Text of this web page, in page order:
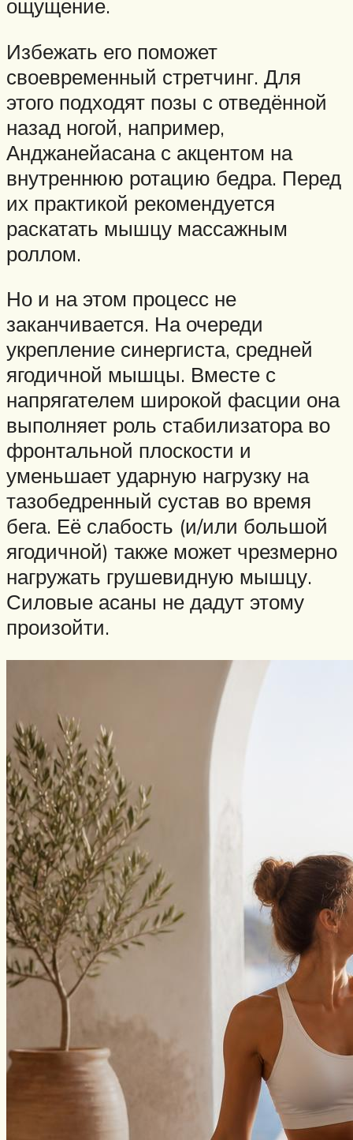
ощущение.
Избежать его поможет
своевременный стретчинг. Для
этого подходят позы с отведённой
назад ногой, например,
Анджанейасана с акцентом на
внутреннюю ротацию бедра. Перед
их практикой рекомендуется
раскатать мышцу массажным
роллом.
Но и на этом процесс не
заканчивается. На очереди
укрепление синергиста, средней
ягодичной мышцы. Вместе с
напрягателем широкой фасции она
выполняет роль стабилизатора во
фронтальной плоскости и
уменьшает ударную нагрузку на
тазобедренный сустав во время
бега. Её слабость (и/или большой
ягодичной) также может чрезмерно
нагружать грушевидную мышцу.
Силовые асаны не дадут этому
произойти.